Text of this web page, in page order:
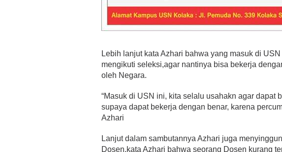
Lebih lanjut kata Azhari bahwa yang masuk di
mengikuti seleksi,agar nantinya bisa bekerja
oleh Negara.
“Masuk di USN ini, kita selalu usahakn agar dapat
supaya dapat bekerja dengan benar, karena
Azhari
Lanjut dalam sambutannya Azhari juga
Dosen,kata Azhari bahwa seorang Dosen kurang